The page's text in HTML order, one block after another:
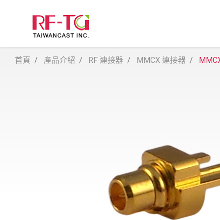
首頁 產品介紹 RF 連接器 MMCX 連接器